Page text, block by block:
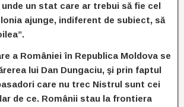
un stat care ar trebui să fie cel
ajunge, indiferent de subiect, să
a României în Republica Moldova se
lui Dan Dungaciu, şi prin faptul
care nu trec Nistrul sunt cei
de ce. Românii stau la frontiera